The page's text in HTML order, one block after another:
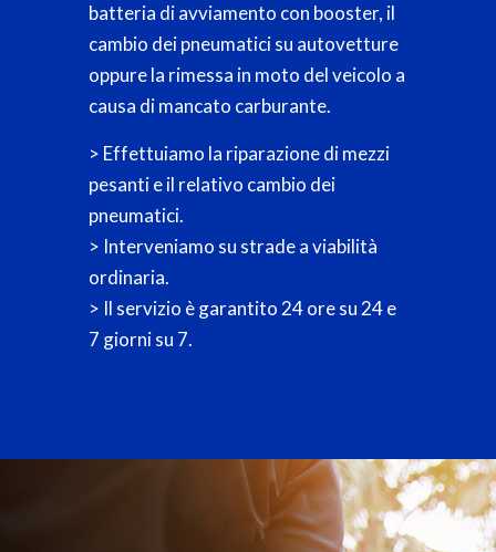
batteria di avviamento con booster, il
cambio dei pneumatici su autovetture
oppure la rimessa in moto del veicolo a
causa di mancato carburante.
> Effettuiamo la riparazione di mezzi
pesanti e il relativo cambio dei
pneumatici.
> Interveniamo su strade a viabilità
ordinaria.
> Il servizio è garantito 24 ore su 24 e
7 giorni su 7.